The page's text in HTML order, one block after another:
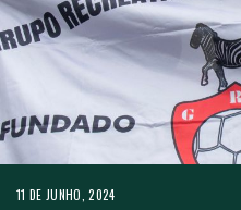
11 DE JUNHO, 2024